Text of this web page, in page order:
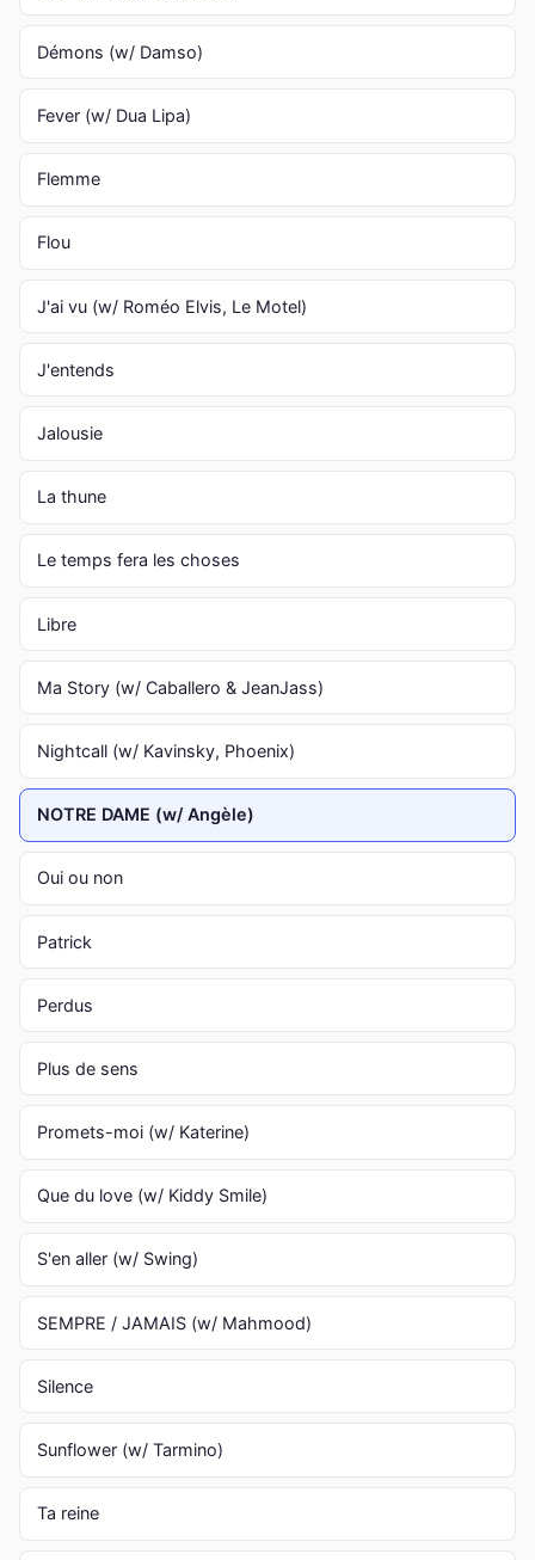
Démons (w/ Damso)
Fever (w/ Dua Lipa)
Flemme
Flou
J'ai vu (w/ Roméo Elvis, Le Motel)
J'entends
Jalousie
La thune
Le temps fera les choses
Libre
Ma Story (w/ Caballero & JeanJass)
Nightcall (w/ Kavinsky, Phoenix)
NOTRE DAME (w/ Angèle)
Oui ou non
Patrick
Perdus
Plus de sens
Promets-moi (w/ Katerine)
Que du love (w/ Kiddy Smile)
S'en aller (w/ Swing)
SEMPRE / JAMAIS (w/ Mahmood)
Silence
Sunflower (w/ Tarmino)
Ta reine